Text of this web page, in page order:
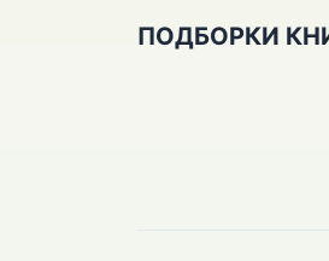
ПОДБОРКИ